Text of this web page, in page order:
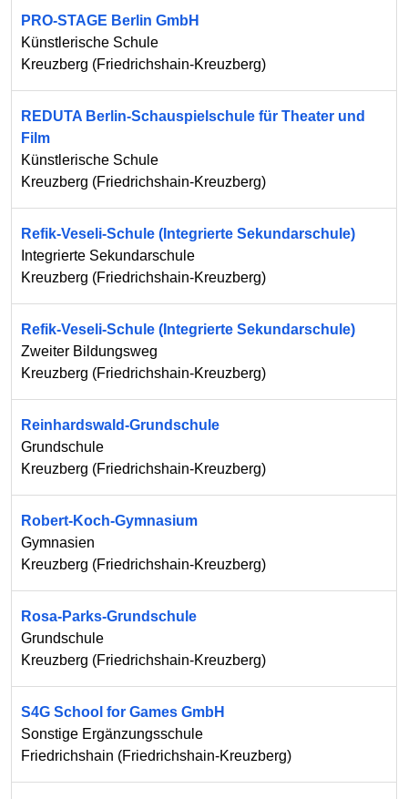
PRO-STAGE Berlin GmbH
Künstlerische Schule
Kreuzberg (Friedrichshain-Kreuzberg)
REDUTA Berlin-Schauspielschule für Theater und
Film
Künstlerische Schule
Kreuzberg (Friedrichshain-Kreuzberg)
Refik-Veseli-Schule (Integrierte Sekundarschule)
Integrierte Sekundarschule
Kreuzberg (Friedrichshain-Kreuzberg)
Refik-Veseli-Schule (Integrierte Sekundarschule)
Zweiter Bildungsweg
Kreuzberg (Friedrichshain-Kreuzberg)
Reinhardswald-Grundschule
Grundschule
Kreuzberg (Friedrichshain-Kreuzberg)
Robert-Koch-Gymnasium
Gymnasien
Kreuzberg (Friedrichshain-Kreuzberg)
Rosa-Parks-Grundschule
Grundschule
Kreuzberg (Friedrichshain-Kreuzberg)
S4G School for Games GmbH
Sonstige Ergänzungsschule
Friedrichshain (Friedrichshain-Kreuzberg)